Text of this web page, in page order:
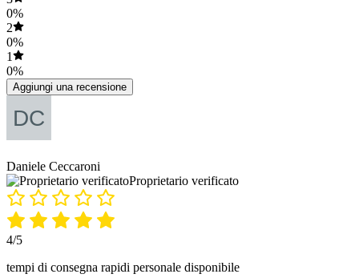
0%
2
0%
1
0%
Aggiungi una recensione
Daniele Ceccaroni
Proprietario verificato
4/5
tempi di consegna rapidi personale disponibile